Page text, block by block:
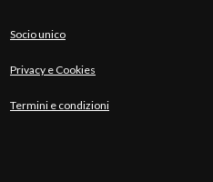
Socio unico
Privacy e Cookies
Termini e condizioni